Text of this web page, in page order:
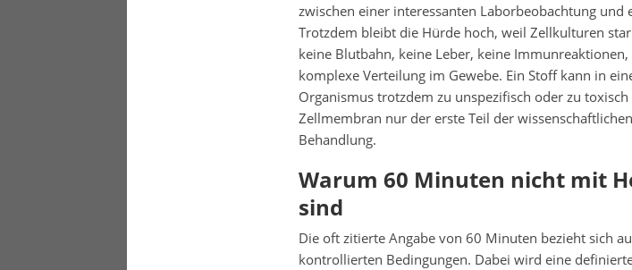
zwischen einer interessanten Laborbeobachtung
Trotzdem bleibt die Hürde hoch, weil Zellkulturen
keine Blutbahn, keine Leber, keine
komplexe Verteilung im Gewebe. Ein Stoff kann in
Organismus trotzdem zu unspezifisch oder zu
Zellmembran nur der erste Teil der
Behandlung.
Warum 60 Minuten nicht mit
sind
Die oft zitierte Angabe von 60 Minuten bezieht sich
kontrollierten Bedingungen. Dabei wird eine